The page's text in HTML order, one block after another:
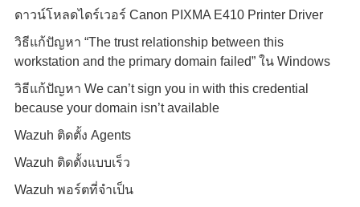
ดาวน์โหลดไดร์เวอร์ Canon PIXMA E410 Printer Driver
วิธีแก้ปัญหา “The trust relationship between this
workstation and the primary domain failed” ใน Windows
วิธีแก้ปัญหา We can’t sign you in with this credential
because your domain isn’t available
Wazuh ติดตั้ง Agents
Wazuh ติดตั้งแบบเร็ว
Wazuh พอร์ตที่จำเป็น